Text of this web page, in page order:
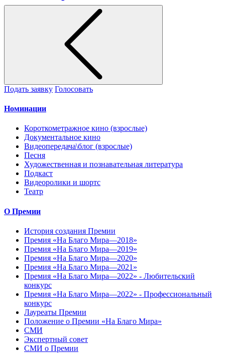
Подать заявку Голосовать
Номинации
Короткометражное кино (взрослые)
Документальное кино
Видеопередача\блог (взрослые)
Песня
Художественная и познавательная литература
Подкаст
Видеоролики и шортс
Театр
О Премии
История создания Премии
Премия «На Благо Мира—2018»
Премия «На Благо Мира—2019»
Премия «На Благо Мира—2020»
Премия «На Благо Мира—2021»
Премия «На Благо Мира—2022» - Любительский
конкурс
Премия «На Благо Мира—2022» - Профессиональный
конкурс
Лауреаты Премии
Положение о Премии «На Благо Мира»
СМИ
Экспертный совет
СМИ о Премии